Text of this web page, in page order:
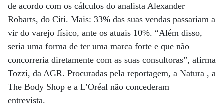
de acordo com os cálculos do analista Alexander
Robarts, do Citi. Mais: 33% das suas vendas passariam a
vir do varejo físico, ante os atuais 10%. “Além disso,
seria uma forma de ter uma marca forte e que não
concorreria diretamente com as suas consultoras”, afirma
Tozzi, da AGR. Procuradas pela reportagem, a Natura , a
The Body Shop e a L’Oréal não concederam
entrevista.